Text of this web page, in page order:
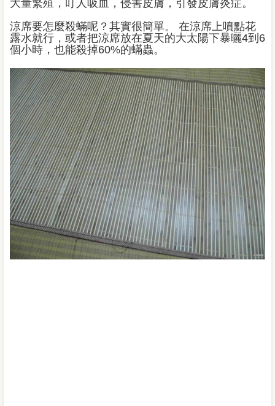
大量繁殖，叮人吸血，侵害皮膚，引發皮膚炎症。
涼席要怎麼殺蟎呢？其實很簡單。 在涼席上噴點花
露水就行，或者把涼席放在夏天的大太陽下暴曬4到6
個小時，也能殺掉60%的蟎蟲。